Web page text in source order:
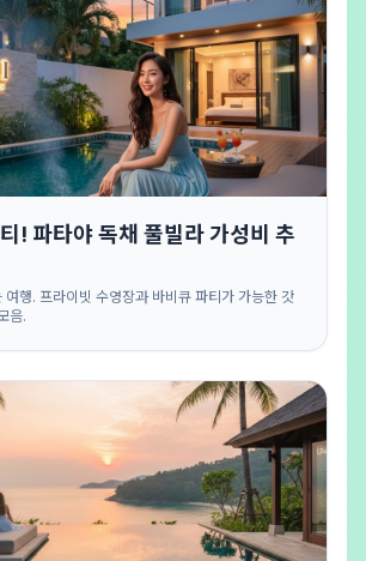
! 파타야 독채 풀빌라 가성비 추
여행. 프라이빗 수영장과 바비큐 파티가 가능한 갓
음.